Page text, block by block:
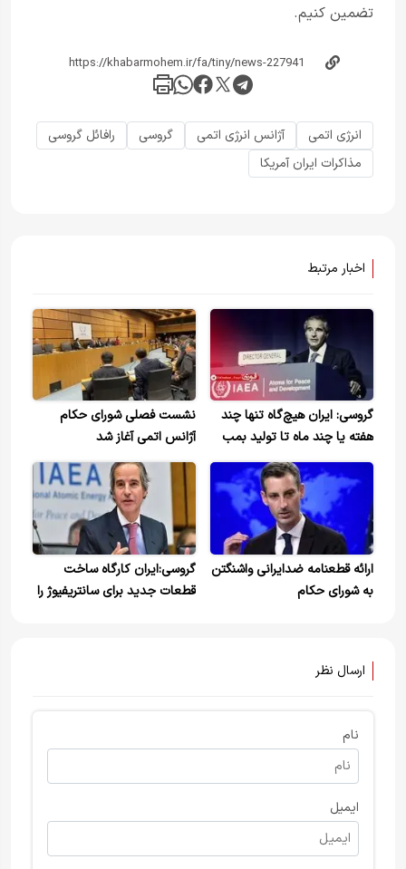
تضمین کنیم.
انرژی اتمی آژانس انرژی اتمی گروسی
رافائل گروسی
مذاکرات ایران آمریکا
اخبار مرتبط
گروسی: ایران هیچ‌گاه تنها چند
هفته یا چند ماه تا تولید بمب
هسته‌ای فاصله نداشته است
نشست فصلی شورای حکام
آژانس اتمی آغاز شد
ارائه قطعنامه ضدایرانی واشنگتن
به شورای حکام
گروسی:ایران کارگاه ساخت
قطعات جدید برای سانتریفیوژ را
ارسال نظر
نام
ایمیل